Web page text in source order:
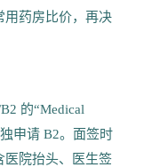
用药房比价，再决
的“Medical
申请 B2。面签时
院抬头、医生签